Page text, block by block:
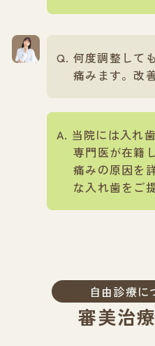
何度調整して
痛みます。改
当院には入れ
専門医が在籍
痛みの原因を
な入れ歯をご
自由診療に
審美治